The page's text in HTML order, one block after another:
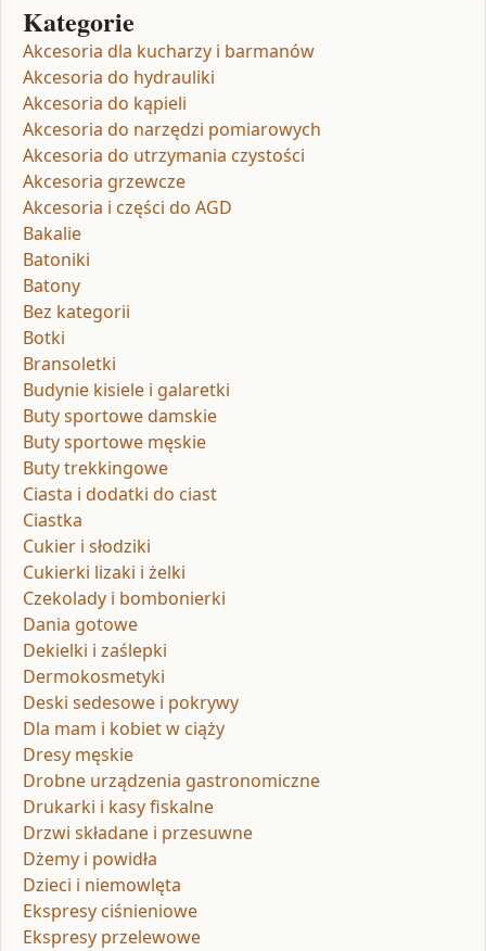
Kategorie
Akcesoria dla kucharzy i barmanów
Akcesoria do hydrauliki
Akcesoria do kąpieli
Akcesoria do narzędzi pomiarowych
Akcesoria do utrzymania czystości
Akcesoria grzewcze
Akcesoria i części do AGD
Bakalie
Batoniki
Batony
Bez kategorii
Botki
Bransoletki
Budynie kisiele i galaretki
Buty sportowe damskie
Buty sportowe męskie
Buty trekkingowe
Ciasta i dodatki do ciast
Ciastka
Cukier i słodziki
Cukierki lizaki i żelki
Czekolady i bombonierki
Dania gotowe
Dekielki i zaślepki
Dermokosmetyki
Deski sedesowe i pokrywy
Dla mam i kobiet w ciąży
Dresy męskie
Drobne urządzenia gastronomiczne
Drukarki i kasy fiskalne
Drzwi składane i przesuwne
Dżemy i powidła
Dzieci i niemowlęta
Ekspresy ciśnieniowe
Ekspresy przelewowe